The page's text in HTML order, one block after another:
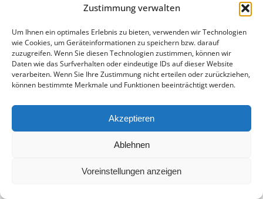
Zustimmung verwalten
Um Ihnen ein optimales Erlebnis zu bieten, verwenden wir Technologien
wie Cookies, um Geräteinformationen zu speichern bzw. darauf
zuzugreifen. Wenn Sie diesen Technologien zustimmen, können wir
Daten wie das Surfverhalten oder eindeutige IDs auf dieser Website
verarbeiten. Wenn Sie Ihre Zustimmung nicht erteilen oder zurückziehen,
können bestimmte Merkmale und Funktionen beeinträchtigt werden.
Akzeptieren
Ablehnen
Voreinstellungen anzeigen
Ist für die Installation eines Graffiti-
Detektors eine Baubewilligung nötig?
Für die Montage eines Graffiti-Sensors in der Schweiz ist im
Regelfall keine Baubewilligung erforderlich. Da das Gerät
kompakt ist und keine baulichen Veränderungen an der
bewilligungsfreien Kleininstallationen. Bei
denkmalgeschützten Objekten empfiehlt sich jedoch eine
kurze Rücksprache mit der lokalen Baubehörde, um die
innerhalb von 30 Minuten pro Einheit durch einfaches